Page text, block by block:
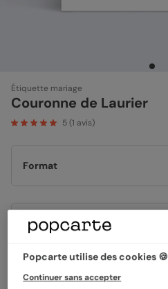
Étiquette mariage
Couronne de Laurier
5(1 avis)
Format
Papier
Quantité
Popcarte utilise des cookies 🍪
Continuer sans accepter